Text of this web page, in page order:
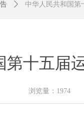
第十五届
浏览量： 1974
ꄲ 中华人民共和国第